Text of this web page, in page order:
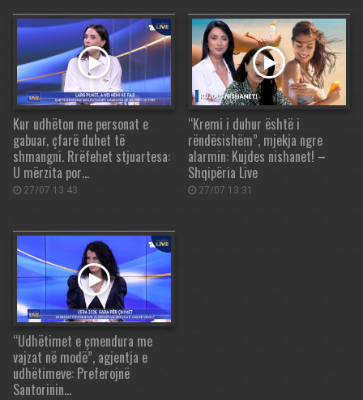
Kur udhëton me personat e
gabuar, çfarë duhet të
shmangni. Rrëfehet stjuartesa:
U mërzita por…
27/07 13:43
“Kremi i duhur është i
rëndësishëm”, mjekja ngre
alarmin: Kujdes nishanet! –
Shqipëria Live
27/07 13:31
“Udhëtimet e çmendura me
vajzat në modë”, agjentja e
udhëtimeve: Preferojnë
Santorinin…